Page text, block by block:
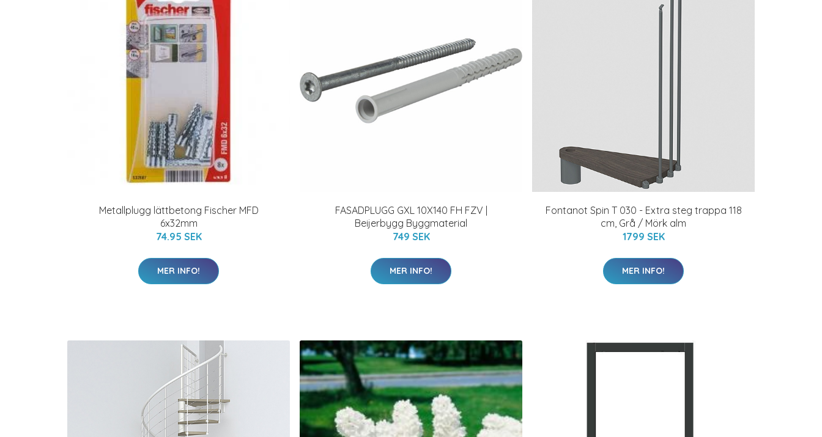
Metallplugg lättbetong Fischer MFD
6x32mm
74.95 SEK
MER INFO!
FASADPLUGG GXL 10X140 FH FZV |
Beijerbygg Byggmaterial
749 SEK
MER INFO!
Fontanot Spin T 030 - Extra steg trappa 118
cm, Grå / Mörk alm
1799 SEK
MER INFO!